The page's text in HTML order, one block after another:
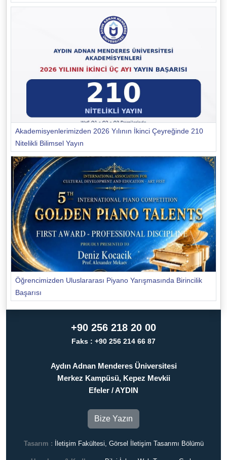
Akademisyenlerimizden 2026 Yılının İkinci Çeyreğinde 210
Nitelikli Bilimsel Yayın
Öğrencimizden Uluslararası Piyano Yarışmasında Birincilik
Başarısı
+90 256 218 20 00
Faks : +90 256 214 66 87
Aydın Adnan Menderes Üniversitesi
Merkez Kampüsü, Kepez Mevkii
Efeler / AYDIN
Bize Yazın
Tasarım : İletişim Fakültesi, Görsel İletişim Tasarımı Bölümü